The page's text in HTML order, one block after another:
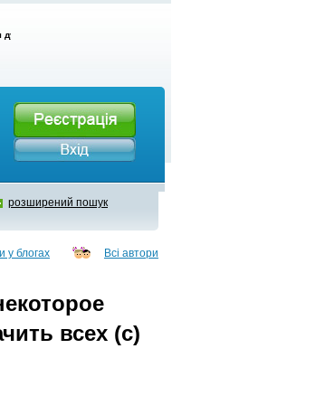
всех, но нельзя всё время дурачить всех (с)
розширений пошук
у блогах Всі автори
всех (с)